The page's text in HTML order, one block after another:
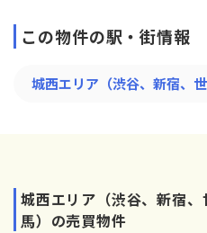
この物件の駅・街情報
城西エリア（渋谷、新宿、
城西エリア（渋谷、新宿
馬）の売買物件